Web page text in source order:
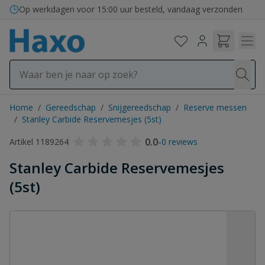
Ga naar de inhoud
Op werkdagen voor 15:00 uur besteld, vandaag verzonden
Home / Gereedschap / Snijgereedschap / Reserve messen
/ Stanley Carbide Reservemesjes (5st)
Artikel 1189264
0.0-0 reviews
Stanley Carbide Reservemesjes
(5st)